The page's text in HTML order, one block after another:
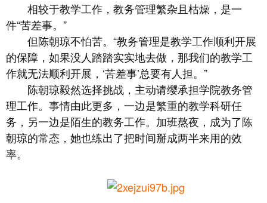
相较于教学工作，教务管理繁杂且枯燥，是一
件“苦差事。”
但陈朝琼不怕苦。“教务管理是教学工作顺利开展
的保障，如果没人踏踏实实地去做，那我们的教学工
作就无法顺利开展，‘苦差事’总要有人担。”
陈朝琼毅然选择挑战，主动请缨承担学院教务管
理工作。事情由此更多，一边是繁重的教学科研任
务，另一边是陌生的教务工作。加班熬夜，成为了陈
朝琼的常态，她也练出了把时间掰成两半来用的效
率。